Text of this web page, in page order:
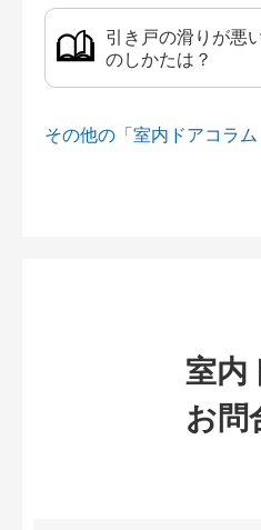
引き戸の滑りが悪
のしかたは？
その他の「室内ドアコラ
室内
お問